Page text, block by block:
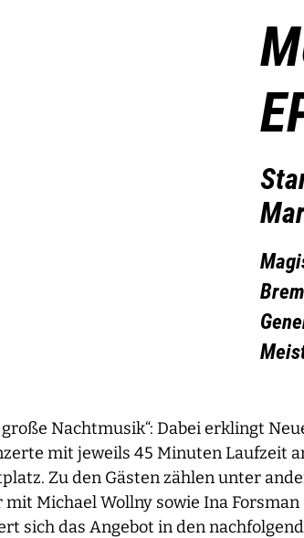
Nachtmusik“: Dabei erklingt
mit jeweils 45 Minuten Laufzeit
Zu den Gästen zählen unter
Michael Wollny sowie Ina Forsman
sich das Angebot in den